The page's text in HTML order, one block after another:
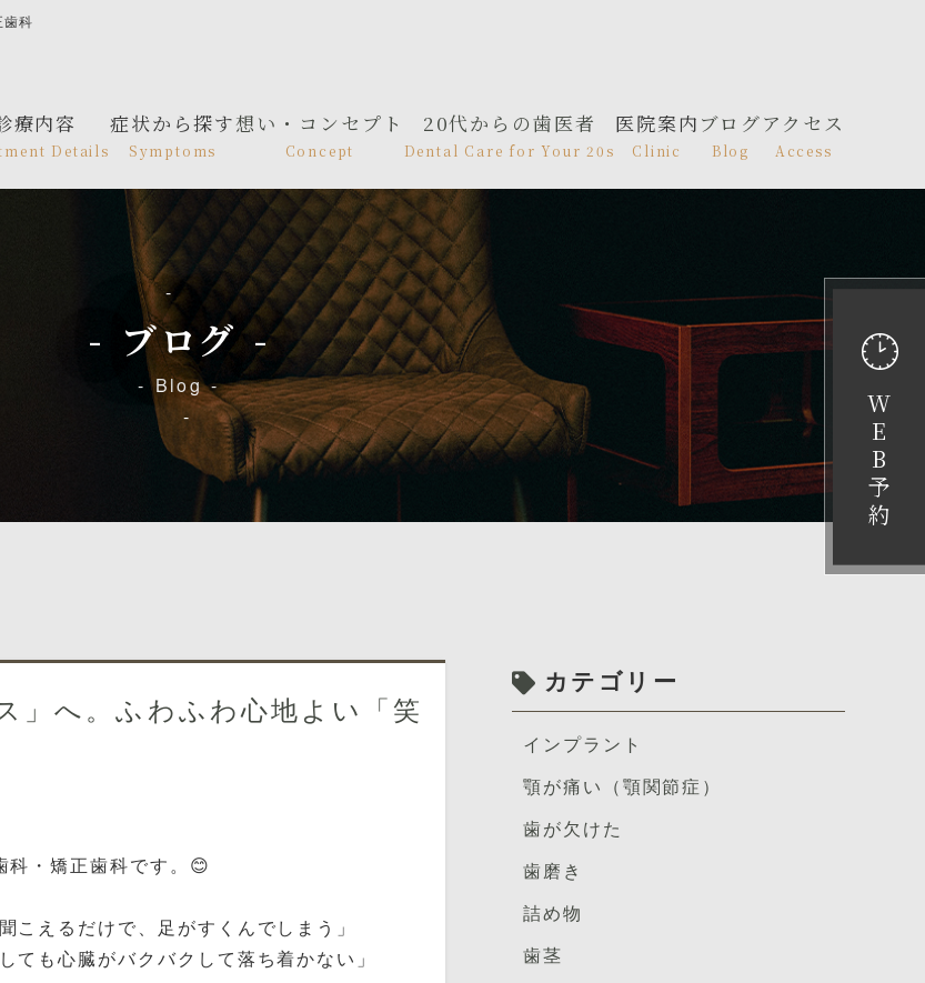
療内容
Details
症状から探す
Symptoms
想い・コンセプト
Concept
20代からの歯医者
Dental Care for Your 20s
医院案内
Clinic
ブログ
Blog
アクセス
Access
W
E
B
予
約
ブログ
Blog
科
」へ。ふわふわ心地よい「笑
科・矯正歯科です。😊
こえるだけで、足がすくんでしまう」
ても心臓がバクバクして落ち着かない」
カテゴリー
インプラント
顎が痛い（顎関節症）
歯が欠けた
歯磨き
詰め物
歯茎